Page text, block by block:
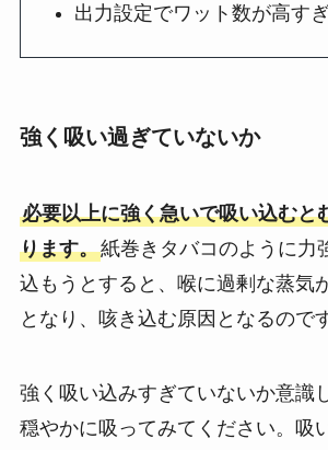
出力設定でワット数が高す
強く吸い過ぎていないか
必要以上に強く急いで吸い込むと
ります。紙巻きタバコのように力
込もうとすると、喉に過剰な蒸気
となり、咳き込む原因となるので
強く吸い込みすぎていないか意識
穏やかに吸ってみてください。吸